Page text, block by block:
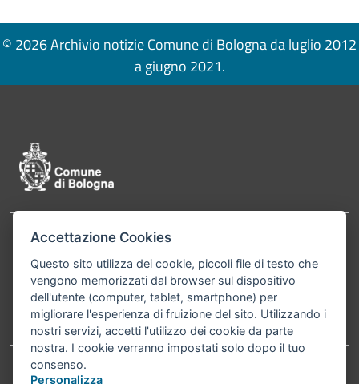
© 2026 Archivio notizie Comune di Bologna da luglio 2012
a giugno 2021.
Contatti
Bologna P.Iva 01232710374 Cod. IBAN: IT 88 R
02008 02435 000020067156
Telefono:051203040
Accettazione Cookies
Questo sito utilizza dei cookie, piccoli file di testo che
vengono memorizzati dal browser sul dispositivo
dell'utente (computer, tablet, smartphone) per
migliorare l'esperienza di fruizione del sito. Utilizzando i
nostri servizi, accetti l'utilizzo dei cookie da parte
nostra. I cookie verranno impostati solo dopo il tuo
consenso.
Personalizza